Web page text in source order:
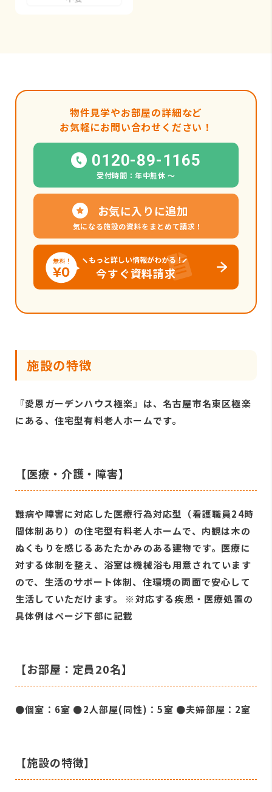
物件見学やお部屋の詳細など
お気軽にお問い合わせください！
0120-89-1165
受付時間：年中無休 〜
お気に入りに追加
気になる施設の資料をまとめて請求！
もっと詳しい情報がわかる！
今すぐ資料請求
施設の特徴
『愛恩ガーデンハウス極楽』は、名古屋市名東区極楽
にある、住宅型有料老人ホームです。
【医療・介護・障害】
難病や障害に対応した医療行為対応型（看護職員24時
間体制あり）の住宅型有料老人ホームで、内観は木の
ぬくもりを感じるあたたかみのある建物です。医療に
対する体制を整え、浴室は機械浴も用意されています
ので、生活のサポート体制、住環境の両面で安心して
生活していただけます。 ※対応する疾患・医療処置の
具体例はページ下部に記載
【お部屋：定員20名】
●個室：6室 ●2人部屋(同性)：5室 ●夫婦部屋：2室
【施設の特徴】